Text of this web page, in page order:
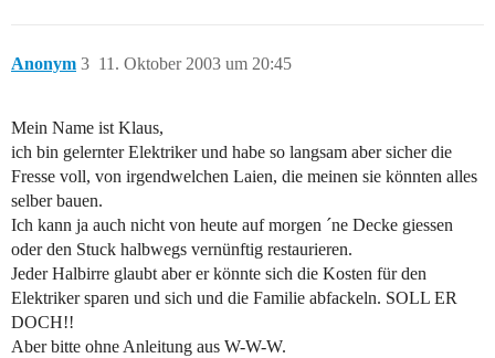
Anonym 11. Oktober 2003 um 20:45
3
Mein Name ist Klaus,
ich bin gelernter Elektriker und habe so langsam aber sicher die
Fresse voll, von irgendwelchen Laien, die meinen sie könnten alles
selber bauen.
Ich kann ja auch nicht von heute auf morgen ´ne Decke giessen
oder den Stuck halbwegs vernünftig restaurieren.
Jeder Halbirre glaubt aber er könnte sich die Kosten für den
Elektriker sparen und sich und die Familie abfackeln. SOLL ER
DOCH!!
Aber bitte ohne Anleitung aus W-W-W.